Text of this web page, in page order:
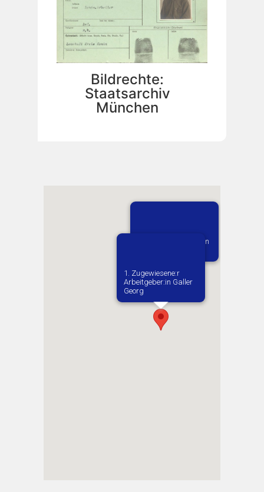
Bildrechte:
Staatsarchiv
München
Vermutlich geboren in
1. Zugewiesene:r
Arbeitgeber:in​ Galler
Georg